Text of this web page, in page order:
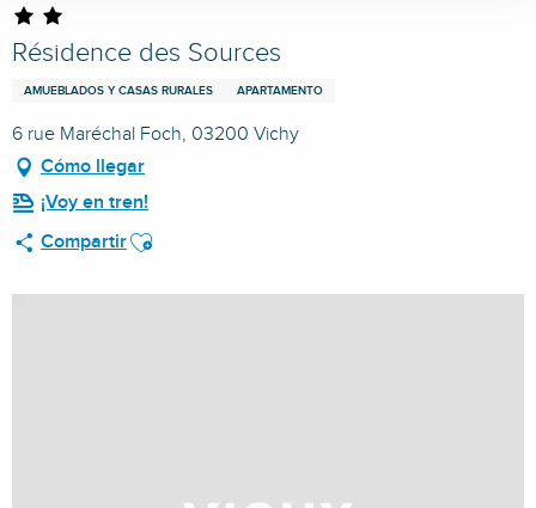
Résidence des Sources
AMUEBLADOS Y CASAS RURALES APARTAMENTO
6 rue Maréchal Foch, 03200 Vichy
Cómo llegar
¡Voy en tren!
CompartirAjouter aux favoris